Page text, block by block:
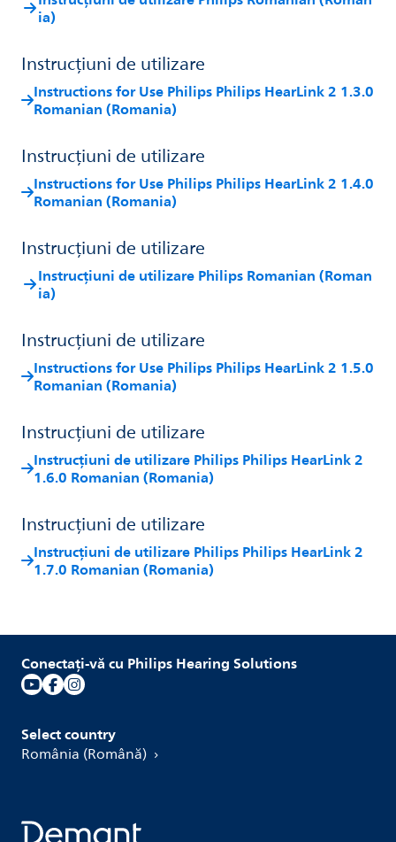
ia)
Instrucțiuni de utilizare
Instructions for Use Philips Philips HearLink 2 1.3.0
Romanian (Romania)
Instrucțiuni de utilizare
Instructions for Use Philips Philips HearLink 2 1.4.0
Romanian (Romania)
Instrucțiuni de utilizare
Instrucțiuni de utilizare Philips Romanian (Roman
ia)
Instrucțiuni de utilizare
Instructions for Use Philips Philips HearLink 2 1.5.0
Romanian (Romania)
Instrucțiuni de utilizare
Instrucțiuni de utilizare Philips Philips HearLink 2
1.6.0 Romanian (Romania)
Instrucțiuni de utilizare
Instrucțiuni de utilizare Philips Philips HearLink 2
1.7.0 Romanian (Romania)
Conectați-vă cu Philips Hearing Solutions
Select country
România (Română)